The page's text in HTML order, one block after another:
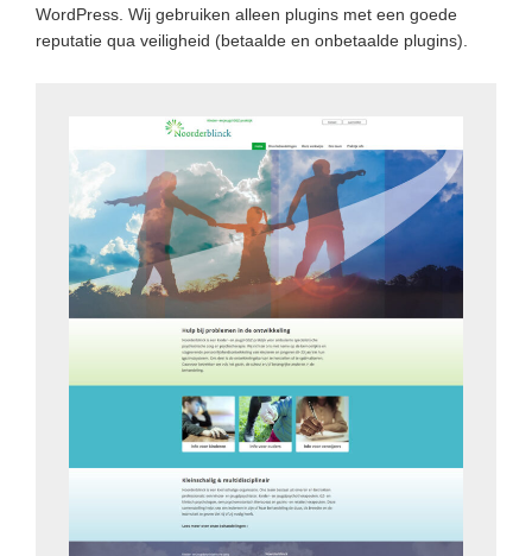
WordPress. Wij gebruiken alleen plugins met een goede
reputatie qua veiligheid (betaalde en onbetaalde plugins).